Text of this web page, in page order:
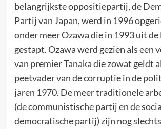
belangrijkste oppositiepartij, de
Partij van Japan, werd in 1996
onder meer Ozawa die in 1993 uit de
gestapt. Ozawa werd gezien als een
van premier Tanaka die zowat geldt
peetvader van de corruptie in de
jaren 1970. De meer traditionele
(de communistische partij en de
democratische partij) zijn nog